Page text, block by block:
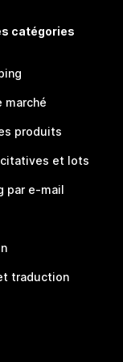
catégories
marché
produits
et lots
par e-mail
traduction